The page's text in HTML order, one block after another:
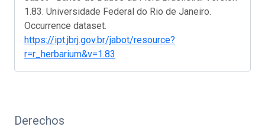
1.83. Universidade Federal do Rio de Janeiro.
Occurrence dataset.
https://ipt.jbrj.gov.br/jabot/resource?
r=r_herbarium&v=1.83
Derechos